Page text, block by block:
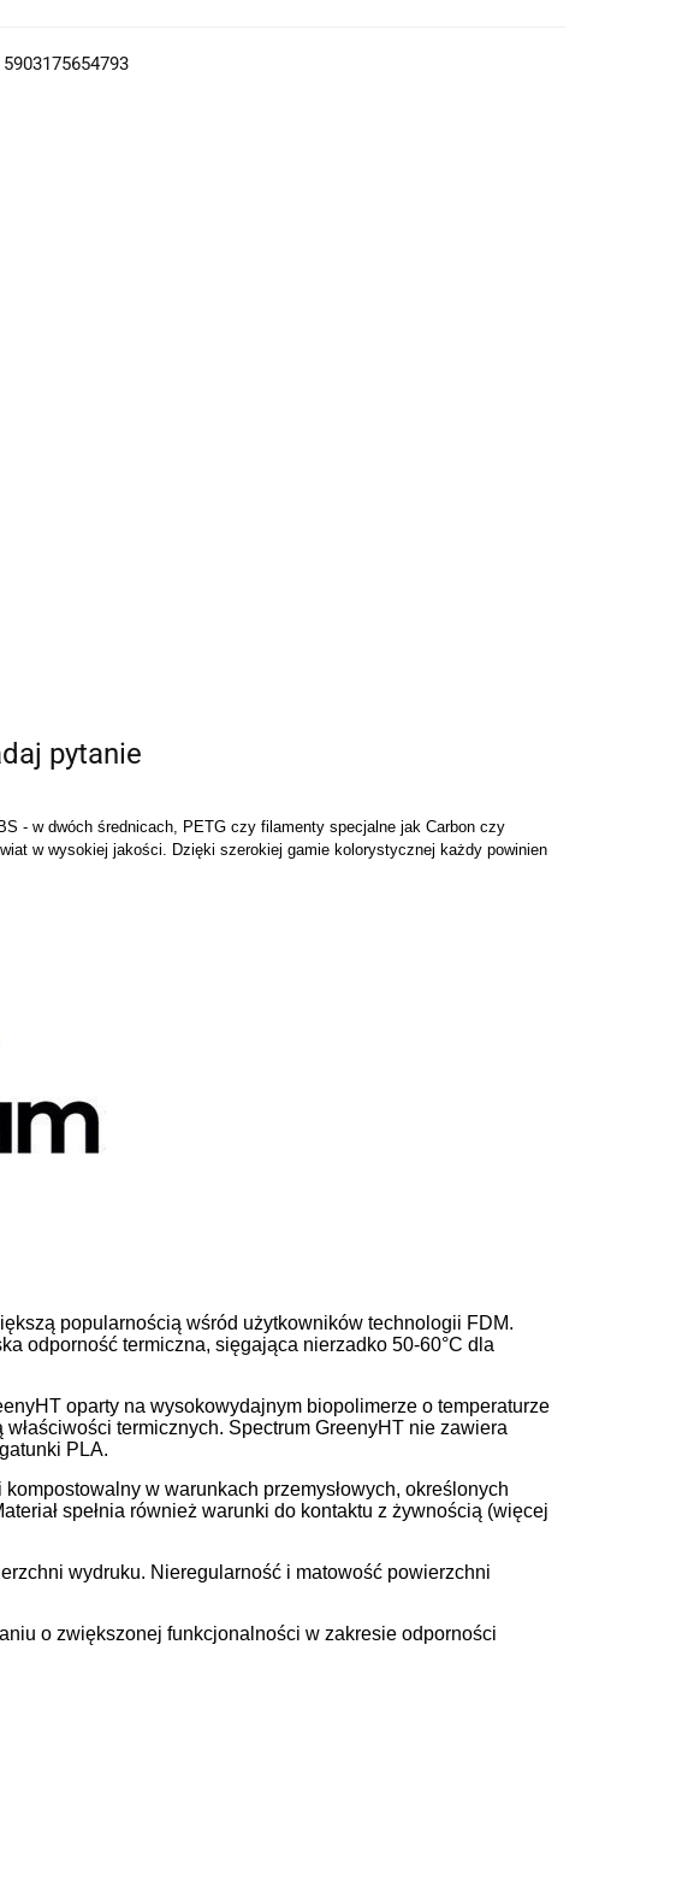
5903175654793
pytanie
- w dwóch średnicach, PETG czy filamenty specjalne jak Carbon czy
w wysokiej jakości. Dzięki szerokiej gamie kolorystycznej każdy powinien
popularnością wśród użytkowników technologii FDM.
odporność termiczna, sięgająca nierzadko 50-60°C dla
oparty na wysokowydajnym biopolimerze o temperaturze
termicznych. Spectrum GreenyHT nie zawiera
PLA.
w warunkach przemysłowych, określonych
spełnia również warunki do kontaktu z żywnością (więcej
wydruku. Nieregularność i matowość powierzchni
o zwiększonej funkcjonalności w zakresie odporności